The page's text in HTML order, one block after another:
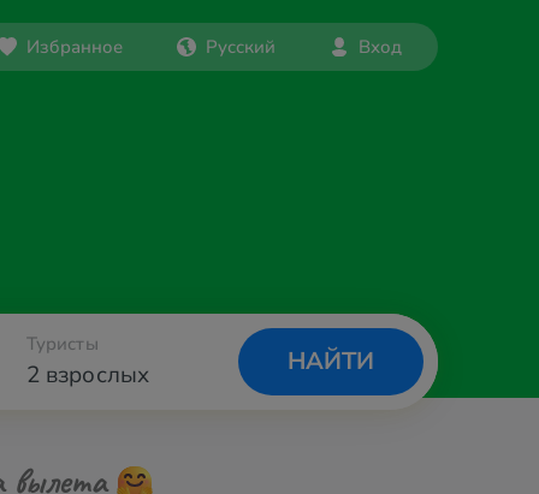
Избранное Русский Вход
2 взрослых
Туристы
НАЙТИ
вылета